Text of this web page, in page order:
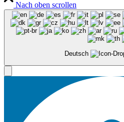
Nach oben scrollen
Deutsch